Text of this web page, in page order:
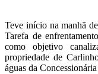
Teve início na manhã
Tarefa de
como objetivo
propriedade de
águas da